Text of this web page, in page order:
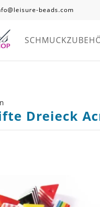
beads.com
Dreieck